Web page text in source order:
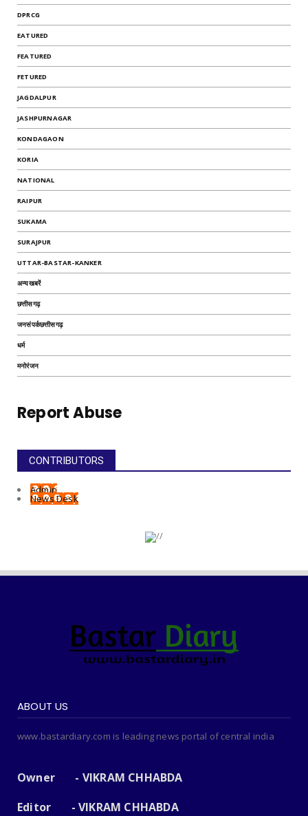
DPRCG
EATURED
FEATURED
FETURED
JAGDALPUR
JASHPURNAGAR
KONDAGAON
KORIA
NATIONAL
RAIPUR
SUKAMA
SURAJPUR
UTTAR-BASTAR-KANKER
अन्यखबरें
छत्तीसगढ़
जनसंपर्कछत्तीसगढ़
धर्म
मनोरंजन
Report Abuse
CONTRIBUTORS
Admin
News Desk
ABOUT US
www.bastardiary.com is leading news portal of central india
Owner - VIKRAM CHHABDA
Editor - VIKRAM CHHABDA